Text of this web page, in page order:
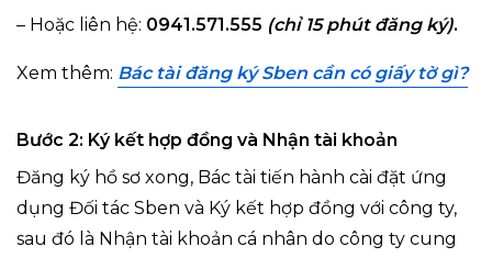
– Hoặc liên hệ: 0941.571.555 (chỉ 15 phút đăng ký).
Xem thêm: Bác tài đăng ký Sben cần có giấy tờ gì?
Bước 2: Ký kết hợp đồng và Nhận tài khoản
Đăng ký hồ sơ xong, Bác tài tiến hành cài đặt ứng
dụng Đối tác Sben và Ký kết hợp đồng với công ty,
sau đó là Nhận tài khoản cá nhân do công ty cung